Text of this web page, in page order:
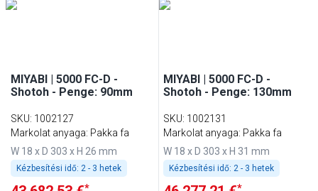
MIYABI | 5000 FC-D -
Shotoh - Penge: 90mm
SKU: 1002127
Markolat anyaga: Pakka fa
W 18 x D 303 x H 26 mm
Kézbesítési idő: 2 - 3 hetek
*
MIYABI | 5000 FC-D -
Shotoh - Penge: 130mm
SKU: 1002131
Markolat anyaga: Pakka fa
W 18 x D 303 x H 31 mm
Kézbesítési idő: 2 - 3 hetek
*